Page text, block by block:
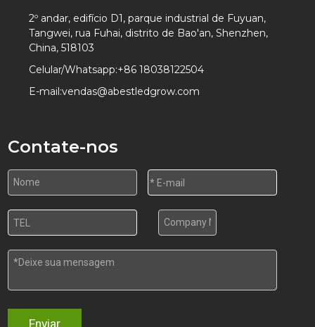
2º andar, edifício D1, parque industrial de Fuyuan,
Tangwei, rua Fuhai, distrito de Bao'an, Shenzhen,
China, 518103
Celular/Whatsapp:+86 18038122504
E-mail:vendas@abestledgrow.com
Contate-nos